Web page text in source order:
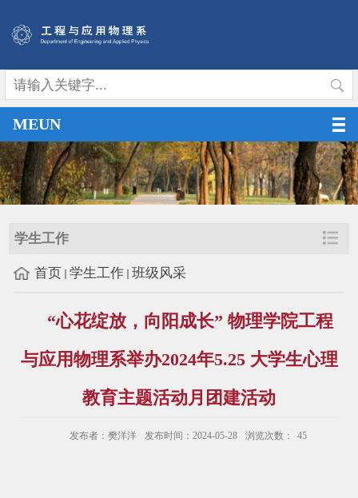
MEUN
学生工作
首页 学生工作 班级风采
“心花绽放，向阳成长” 物理学院工程
与应用物理系举办2024年5.25 大学生心理
教育主题活动月团建活动
发布者：樊洋洋 发布时间：2024-05-28 浏览次数： 45